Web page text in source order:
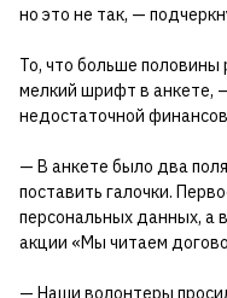
но это не так, —
То, что больше половины
мелкий шрифт в анкете,
недостаточной
— В анкете было два
поставить галочки.
персональных данных, а
акции «Мы читаем
— Наши волонтеры